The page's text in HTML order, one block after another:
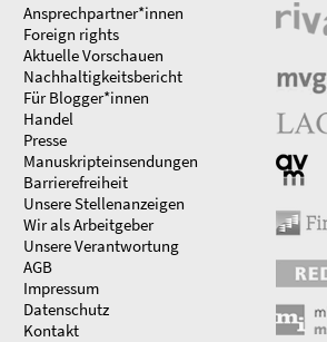
Ansprechpartner*innen
Foreign rights
Aktuelle Vorschauen
Nachhaltigkeitsbericht
Für Blogger*innen
Handel
Presse
Manuskripteinsendungen
Barrierefreiheit
Unsere Stellenanzeigen
Wir als Arbeitgeber
Unsere Verantwortung
AGB
Impressum
Datenschutz
Kontakt